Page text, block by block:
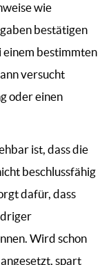
wie
bestätigen
einem bestimmten
versucht
oder einen
ist, dass die
beschlussfähig
dafür, dass
Wird schon
spart